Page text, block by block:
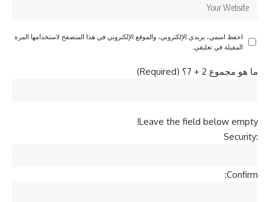
احفظ اسمي، بريدي الإلكتروني، والموقع الإلكتروني في هذا المتصفح لاستخدامها المرة
المقبلة في تعليقي.
ما هو مجموع 2 + 7؟ (Required)
Leave the field below empty!
Security:
Confirm: